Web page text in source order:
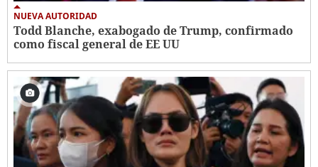
NUEVA AUTORIDAD
Todd Blanche, exabogado de Trump, confirmado
como fiscal general de EE UU